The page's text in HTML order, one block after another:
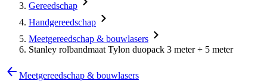
Gereedschap
Handgereedschap
Meetgereedschap & bouwlasers
Stanley rolbandmaat Tylon duopack 3 meter + 5 meter
Meetgereedschap & bouwlasers